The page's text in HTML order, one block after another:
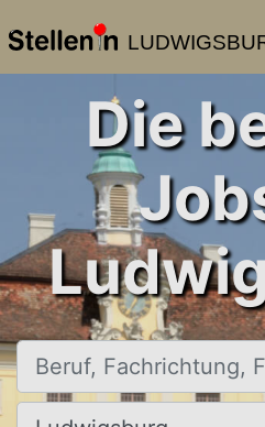
Die
Beruf, Fachrichtung, Firma
Ort, Stadt